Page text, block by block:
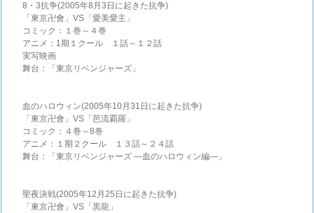
8・3抗争(2005年8月3日に起きた抗争)
「東京卍會」VS「愛美愛主」
コミック：１巻～４巻
アニメ：1期１クール １話～１２話
実写映画
舞台：「東京リベンジャーズ」
血のハロウィン(2005年10月31日に起きた抗争)
「東京卍會」VS「芭流覇羅」
コミック：４巻～8巻
アニメ：１期２クール １３話～２４話
舞台：「東京リベンジャーズ ―血のハロウィン編―」
聖夜決戦(2005年12月25日に起きた抗争)
「東京卍會」VS「黒龍」